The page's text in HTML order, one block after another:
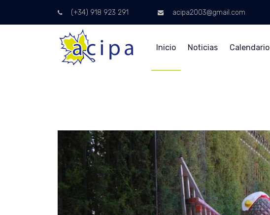
(+34) 918 923 291 acipa2003@gmail.com
Inicio Noticias Calendario